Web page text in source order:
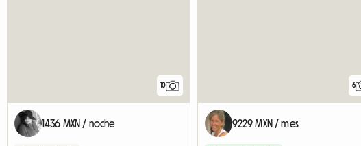
10
1436 MXN / noche
6
9229 MXN / mes